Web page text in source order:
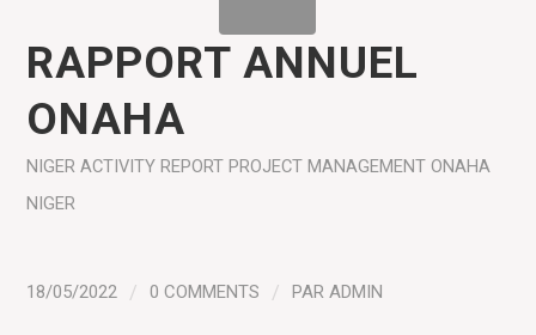
RAPPORT ANNUEL
ONAHA
NIGER ACTIVITY REPORT PROJECT MANAGEMENT ONAHA
NIGER
18/05/2022 / 0 COMMENTS / PARADMIN